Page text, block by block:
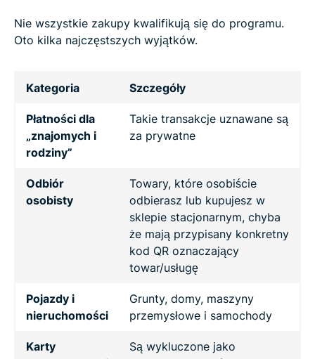
Nie wszystkie zakupy kwalifikują się do programu.
Oto kilka najczęstszych wyjątków.
Kategoria Szczegóły
Płatności dla
„znajomych i
rodziny”
Takie transakcje uznawane są
za prywatne
Odbiór
osobisty
Towary, które osobiście
odbierasz lub kupujesz w
sklepie stacjonarnym, chyba
że mają przypisany konkretny
kod QR oznaczający
towar/usługę
Pojazdy i
nieruchomości
Grunty, domy, maszyny
przemysłowe i samochody
Karty
Są wykluczone jako